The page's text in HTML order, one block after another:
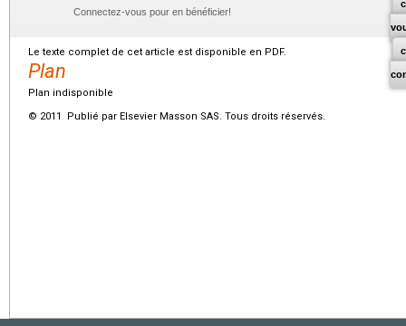
Connectez-vous pour en bénéficier!
Le texte complet de cet article est disponible en PDF.
Plan
Plan indisponible
© 2011 Publié par Elsevier Masson SAS. Tous droits réservés.